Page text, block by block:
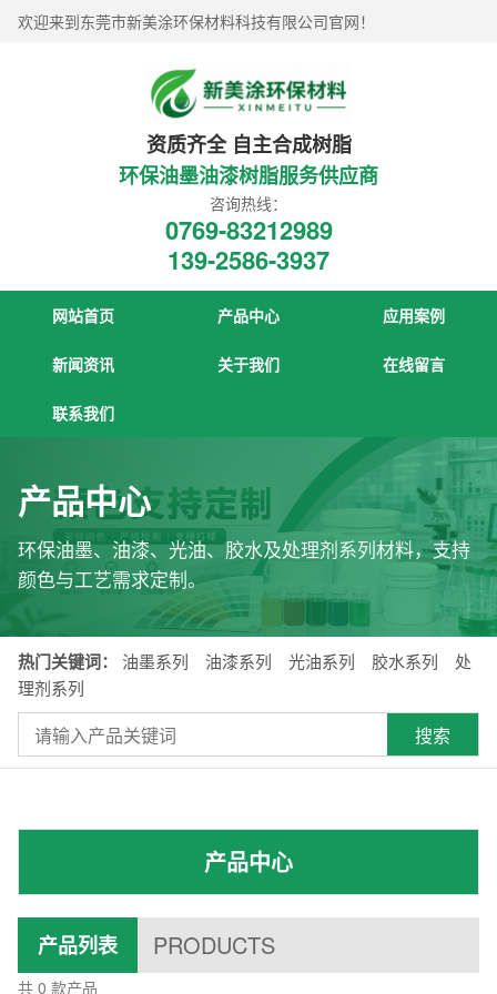
欢迎来到东莞市新美涂环保材料科技有限公司官网！
资质齐全 自主合成树脂
环保油墨油漆树脂服务供应商
咨询热线：
0769-83212989
139-2586-3937
网站首页 产品中心 应用案例
新闻资讯 关于我们 在线留言
联系我们
产品中心
环保油墨、油漆、光油、胶水及处理剂系列材料，支持
颜色与工艺需求定制。
热门关键词：
油墨系列 油漆系列 光油系列 胶水系列 处
理剂系列
搜索
产品中心
产品列表 PRODUCTS
共 0 款产品